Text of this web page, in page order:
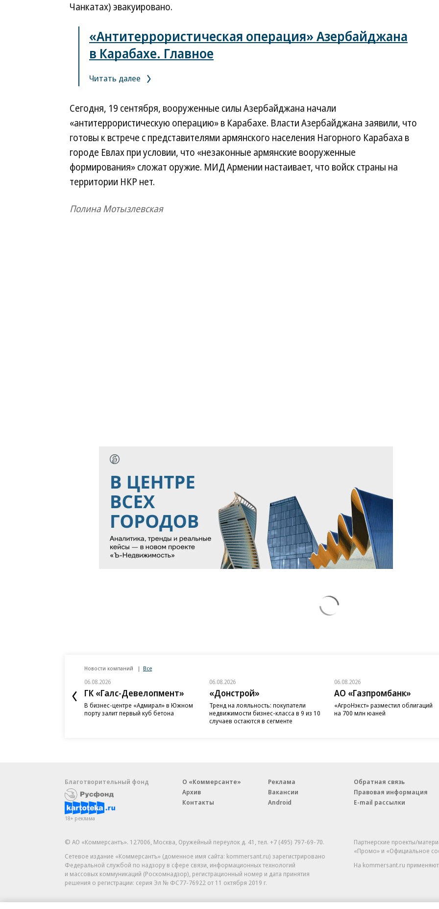
Чанкатах) эвакуировано.
«Антитеррористическая операция» Азербайджана
в Карабахе. Главное
Читать далее
Сегодня, 19 сентября, вооруженные силы Азербайджана начали
«антитеррористическую операцию» в Карабахе. Власти Азербайджана заявили, что
готовы к встрече с представителями армянского населения Нагорного Карабаха в
городе Евлах при условии, что «незаконные армянские вооруженные
формирования» сложат оружие. МИД Армении настаивает, что войск страны на
территории НКР нет.
Полина Мотызлевская
Новости компаний Все
06.08.2026
ГК «Галс-Девелопмент»
В бизнес-центре «Адмирал» в Южном
порту залит первый куб бетона
06.08.2026
«Донстрой»
Тренд на лояльность: покупатели
недвижимости бизнес-класса в 9 из 10
случаев остаются в сегменте
06.08.2026
АО «Газпромбанк»
«АгроНэкст» разместил облигаций
на 700 млн юаней
Благотворительный фонд
18+ реклама
О «Коммерсанте»
Архив
Контакты
Реклама
Вакансии
Android
Обратная связь
Правовая информация
E-mail рассылки
© АО «Коммерсантъ». 127006, Москва, Оружейный переулок д. 41,тел. +7 (495) 797-69-70.
Сетевое издание «Коммерсантъ» (доменное имя сайта: kommersant.ru) зарегистрировано
Федеральной службой по надзору в сфере связи, информационных технологий
и массовых коммуникаций (Роскомнадзор), регистрационный номер и дата принятия
решения о регистрации: серия Эл № ФС77-76922 от 11 октября 2019 г.
Партнерские проекты/
«Промо» и «Официальное
На kommersant.ru